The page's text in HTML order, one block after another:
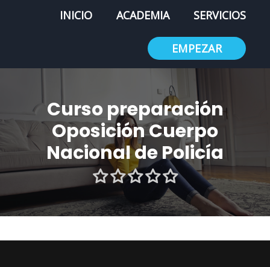
INICIO ACADEMIA SERVICIOS
EMPEZAR
Curso preparación
Oposición Cuerpo
Nacional de Policía